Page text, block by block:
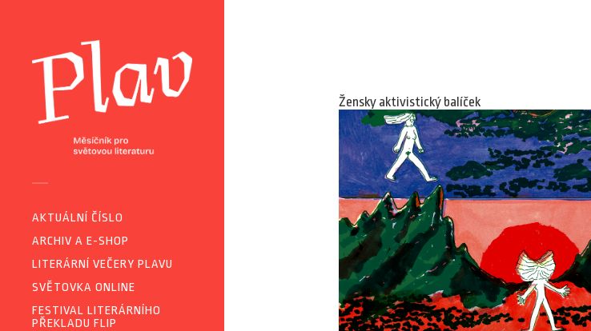
AKTUÁLNÍ ČÍSLO
ARCHIV A E-SHOP
LITERÁRNÍ VEČERY PLAVU
SVĚTOVKA ONLINE
FESTIVAL LITERÁRNÍHO
PŘEKLADU FLIP
Žensky aktivistický balíček